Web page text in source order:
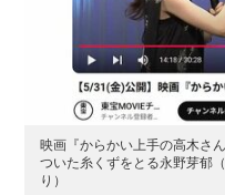
映画『からかい上手の高木さ
ついた糸くずをとる永野芽郁
り）